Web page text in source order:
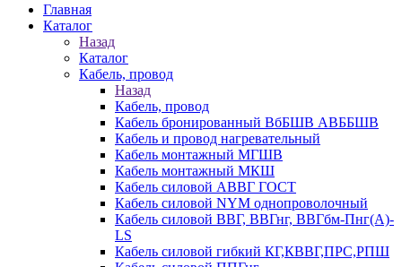
Главная
Каталог
Назад
Каталог
Кабель, провод
Назад
Кабель, провод
Кабель бронированный ВбБШВ АВББШВ
Кабель и провод нагревательный
Кабель монтажный МГШВ
Кабель монтажный МКШ
Кабель силовой АВВГ ГОСТ
Кабель силовой NYM однопроволочный
Кабель силовой ВВГ, ВВГнг, ВВГбм-Пнг(А)-
LS
Кабель силовой гибкий КГ,КВВГ,ПРС,РПШ